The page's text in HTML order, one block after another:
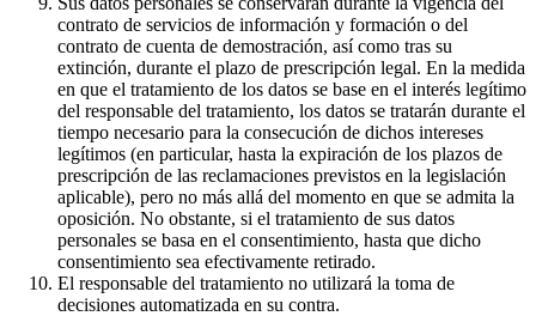
contrato de servicios de información y formación o del
contrato de cuenta de demostración, así como tras su
extinción, durante el plazo de prescripción legal. En la medida
en que el tratamiento de los datos se base en el interés legítimo
del responsable del tratamiento, los datos se tratarán durante el
tiempo necesario para la consecución de dichos intereses
legítimos (en particular, hasta la expiración de los plazos de
prescripción de las reclamaciones previstos en la legislación
aplicable), pero no más allá del momento en que se admita la
oposición. No obstante, si el tratamiento de sus datos
personales se basa en el consentimiento, hasta que dicho
consentimiento sea efectivamente retirado.
El responsable del tratamiento no utilizará la toma de
decisiones automatizada en su contra.